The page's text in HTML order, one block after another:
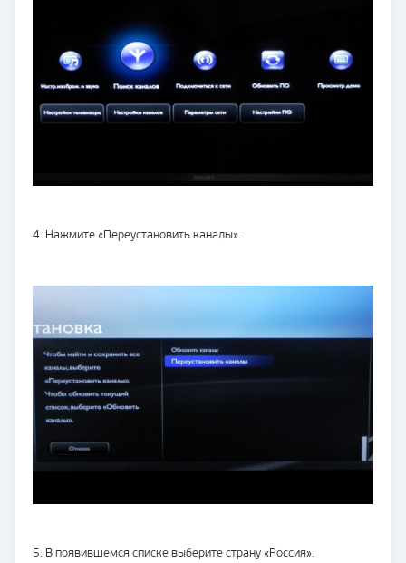
4. Нажмите «Переустановить каналы».
5. В появившемся списке выберите страну «Россия».